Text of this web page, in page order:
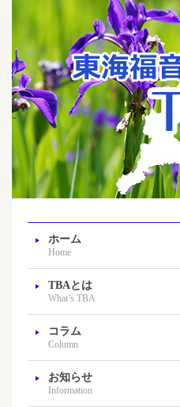
ホーム
Home
TBAとは
What’s TBA
コラム
Column
お知らせ
Information